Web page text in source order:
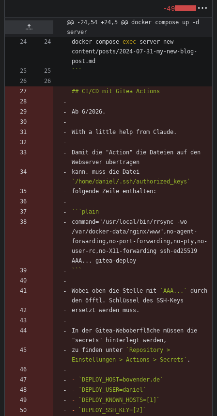
-49
@@ -24,54 +24,5 @@ docker compose up -d
server
docker compose exec server new
content/posts/2024-07-31-my-new-blog-
```
Damit die "Action" die Dateien auf den
`/home/daniel/.ssh/authorized_keys`
``` plain
command="/usr/local/bin/rrsync -wo
/var/docker-data/nginx/www",no-agent-
forwarding,no-port-forwarding,no-pty,no-
user-rc,no-X11-forwarding ssh-ed25519
```
Wobei oben die Stelle mit `AAA...`
durch
In der Gitea-Weboberfläche müssen die
zu finden unter
`Repository >
Einstellungen > Actions > Secrets`
-
`DEPLOY_HOST=bovender.de`
-
`DEPLOY_USER=daniel`
-
`DEPLOY_KNOWN_HOSTS=[1]`
-
`DEPLOY_SSH_KEY=[2]`